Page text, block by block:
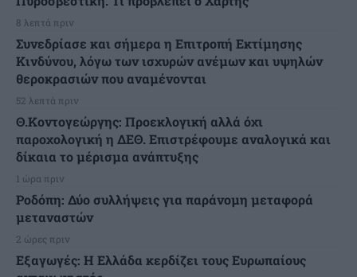
8 λεπτά πριν
Συνεδρίασε και σήμερα η Επιτροπή Εκτίμησης
Κινδύνου, λόγω των ισχυρών ανέμων και υψηλών
θεροκρασιών που αναμένονται
52 λεπτά πριν
Θ.Κοντογεώργης: Προεκλογική αλλά όχι
παροχολογική η ΔΕΘ. Επιστρέφουμε αναλογικά και
δίκαια το μέρισμα ανάπτυξης
1 ώρα πριν
Ροδόπη: Δύο συλλήψεις για παράνομη μεταφορά
μεταναστών
2 ώρες πριν
Εξαγωγές: Η Ελλάδα κερδίζει τους Ευρωπαίους